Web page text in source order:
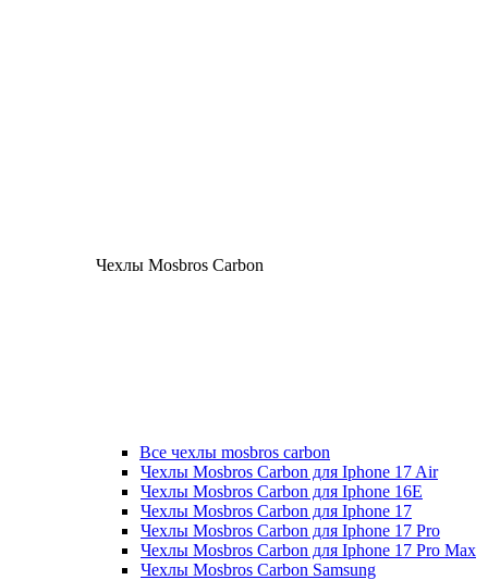
Чехлы Mosbros Carbon
Все чехлы mosbros carbon
Чехлы Mosbros Carbon для Iphone 17 Air
Чехлы Mosbros Carbon для Iphone 16E
Чехлы Mosbros Carbon для Iphone 17
Чехлы Mosbros Carbon для Iphone 17 Pro
Чехлы Mosbros Carbon для Iphone 17 Pro Max
Чехлы Mosbros Carbon Samsung